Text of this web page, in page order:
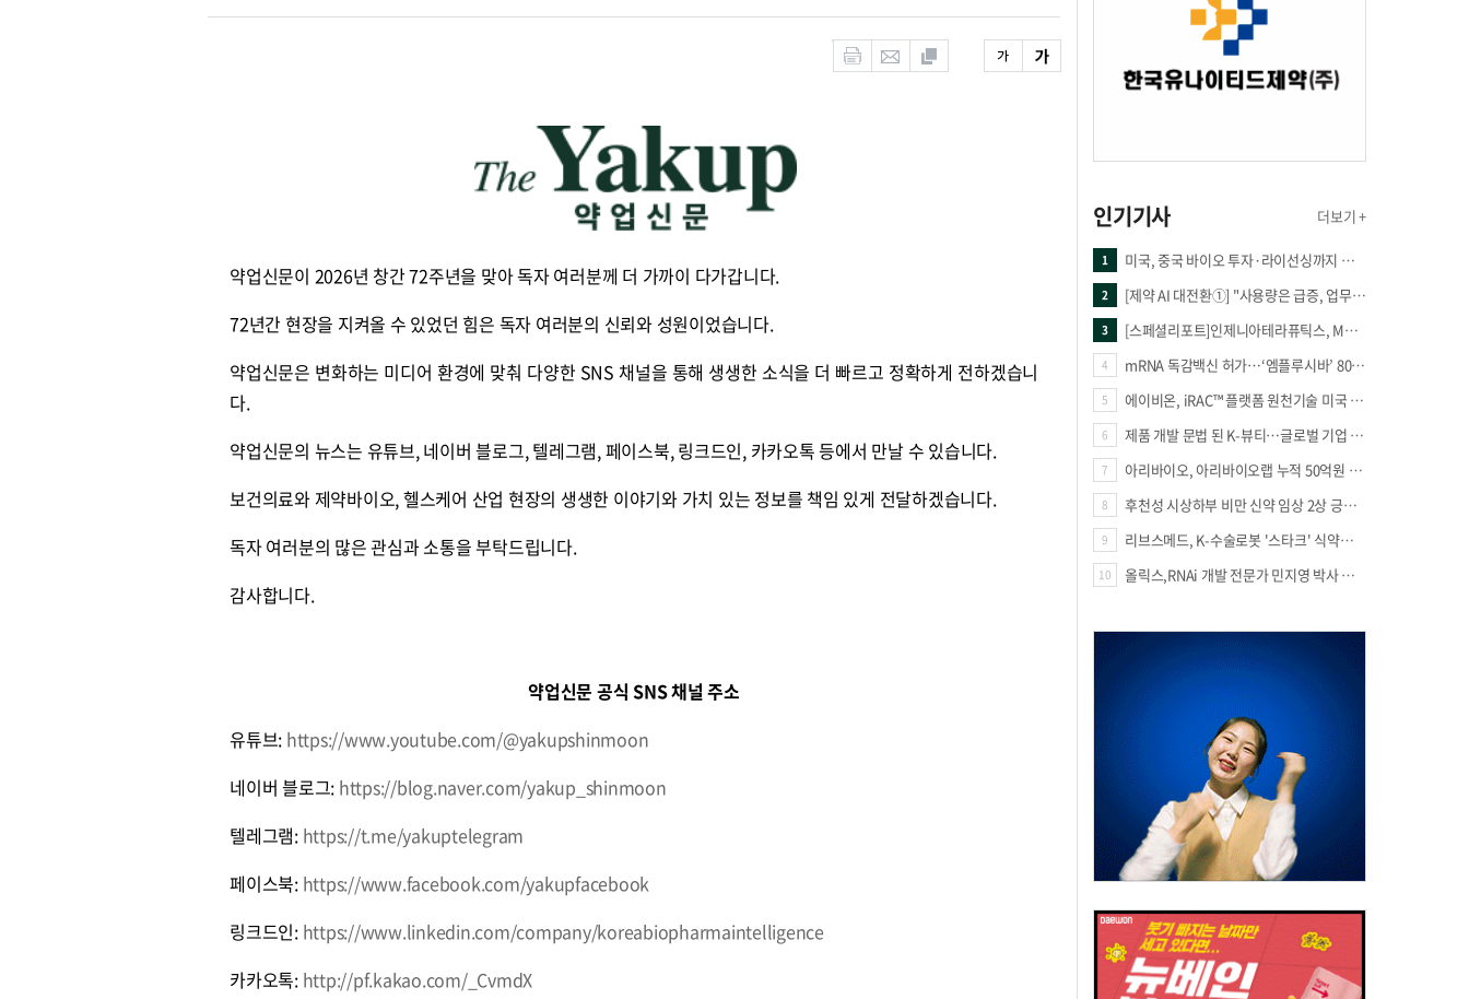
약업신문이 2026년 창간 72주년을 맞아 독자 여러분께 더 가까이 다가갑니다.
72년간 현장을 지켜올 수 있었던 힘은 독자 여러분의 신뢰와 성원이었습니다.
약업신문은 변화하는 미디어 환경에 맞춰 다양한 SNS 채널을 통해 생생한 소식을 더 빠르고 정확하게 전하겠습니
다.
약업신문의 뉴스는 유튜브, 네이버 블로그, 텔레그램, 페이스북, 링크드인, 카카오톡 등에서 만날 수 있습니다.
보건의료와 제약바이오, 헬스케어 산업 현장의 생생한 이야기와 가치 있는 정보를 책임 있게 전달하겠습니다.
독자 여러분의 많은 관심과 소통을 부탁드립니다.
감사합니다.
약업신문 공식 SNS 채널 주소
유튜브: https://www.youtube.com/@yakupshinmoon
네이버 블로그: https://blog.naver.com/yakup_shinmoon
텔레그램: https://t.me/yakuptelegram
페이스북: https://www.facebook.com/yakupfacebook
링크드인: https://www.linkedin.com/company/koreabiopharmaintelligence
카카오톡: http://pf.kakao.com/_CvmdX
인기기사 더보기 +
1 미국, 중국 바이오 투자·라이선싱까지 조인다…K바이오 CDMO 반사이익 생기나
2 [제약 AI 대전환①] "사용량은 급증, 업무 성과는 제로?"… 헛도는 제약사 생성형 AI
3 [스페셜리포트]인제니아테라퓨틱스, MSD 후기 임상 오른 'IGT-427'…TIE2 기술 가치 확장
4 mRNA 독감백신 허가…‘엠플루시바’ 80만명 검증대 오른다
5 에이비온, iRAC™ 플랫폼 원천기술 미국 특허 등록
6 제품 개발 문법 된 K-뷰티…글로벌 기업 '리버스 듀프' 뚜렷
7 아리바이오, 아리바이오랩 누적 50억원 투자..지분·R&D 협력 강화
8 후천성 시상하부 비만 신약 임상 2상 긍정 시그널
9 리브스메드, K-수술로봇 '스타크' 식약처 품목허가 신청
10 올릭스,RNAi 개발 전문가 민지영 박사 수석부사장 겸 CDO 영입